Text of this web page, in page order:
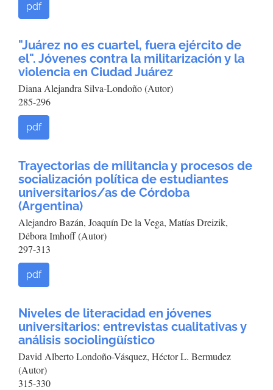
pdf
"Juárez no es cuartel, fuera ejército de
el". Jóvenes contra la militarización y la
violencia en Ciudad Juárez
Diana Alejandra Silva-Londoño (Autor)
285-296
pdf
Trayectorias de militancia y procesos de
socialización política de estudiantes
universitarios/as de Córdoba
(Argentina)
Alejandro Bazán, Joaquín De la Vega, Matías Dreizik,
Débora Imhoff (Autor)
297-313
pdf
Niveles de literacidad en jóvenes
universitarios: entrevistas cualitativas y
análisis sociolingüístico
David Alberto Londoño-Vásquez, Héctor L. Bermudez
(Autor)
315-330